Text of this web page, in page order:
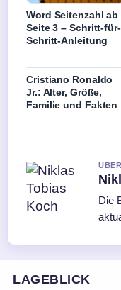
Word Seitenzahl ab
Seite 3 – Schritt-für-
Schritt-Anleitung
Cristiano Ronaldo
Jr.: Alter, Größe,
Familie und Fakten
Die
LAGEBLICK